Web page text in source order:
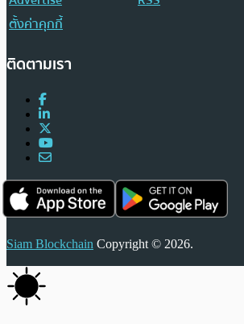
ตั้งค่าคุกกี้
ติดตามเรา
Siam Blockchain Copyright © 2026.